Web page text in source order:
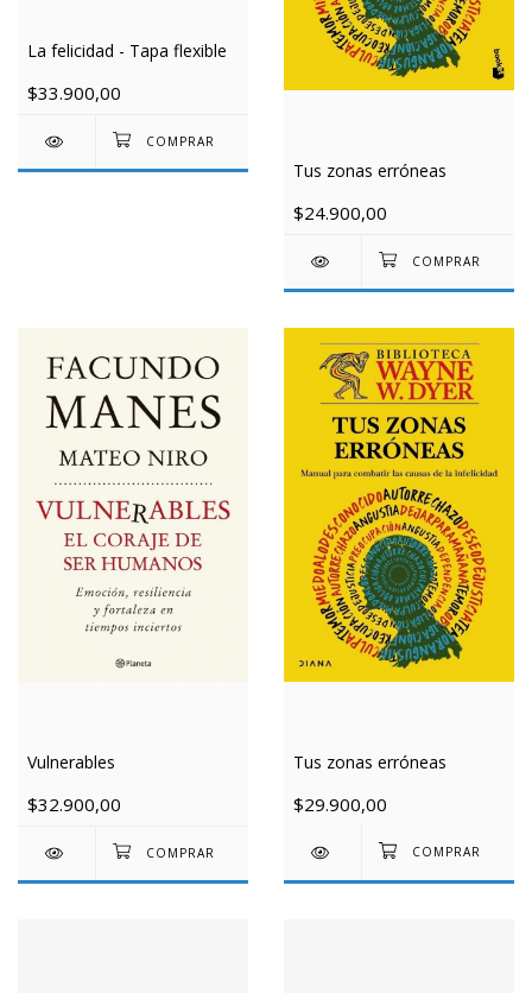
La felicidad - Tapa flexible
$33.900,00
Tus zonas erróneas
$24.900,00
Vulnerables
$32.900,00
Tus zonas erróneas
$29.900,00